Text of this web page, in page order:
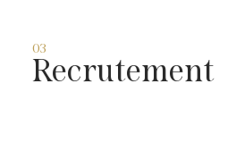
03
Recrutement